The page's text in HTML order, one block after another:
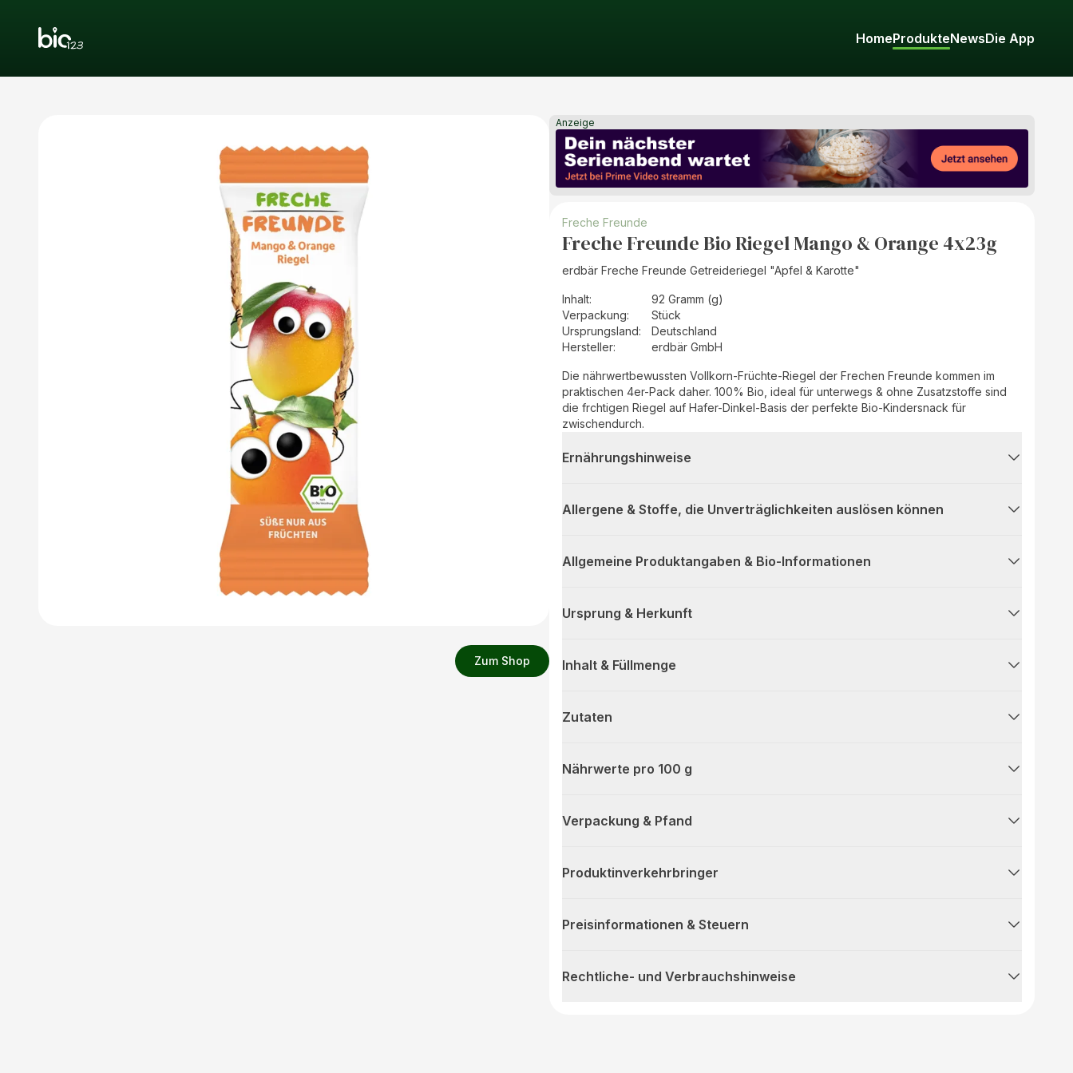
HomeProdukteNewsDie App
Zum Shop
Anzeige
Freche Freunde
Freche Freunde Bio Riegel Mango & Orange 4x23g
erdbär Freche Freunde Getreideriegel "Apfel & Karotte"
Inhalt:
92 Gramm (g)
Verpackung:
Stück
Ursprungsland:
Deutschland
Hersteller: erdbär GmbH
Die nährwertbewussten Vollkorn-Früchte-Riegel der Frechen Freunde kommen im
praktischen 4er-Pack daher. 100% Bio, ideal für unterwegs & ohne Zusatzstoffe sind
die frchtigen Riegel auf Hafer-Dinkel-Basis der perfekte Bio-Kindersnack für
zwischendurch.
Ernährungshinweise
Allergene & Stoffe, die Unverträglichkeiten auslösen können
Allgemeine Produktangaben & Bio-Informationen
Ursprung & Herkunft
Inhalt & Füllmenge
Zutaten
Nährwerte pro 100 g
Verpackung & Pfand
Produktinverkehrbringer
Preisinformationen & Steuern
Rechtliche- und Verbrauchshinweise